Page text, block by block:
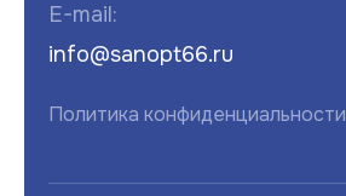
E-mail:
info@sanopt66.ru
Политика конфиденциальности